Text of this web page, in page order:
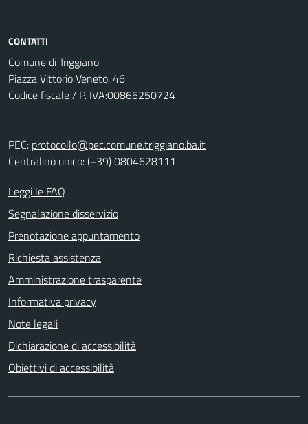
CONTATTI
Comune di Triggiano
Piazza Vittorio Veneto, 46
Codice fiscale / P. IVA:00865250724
PEC: protocollo@pec.comune.triggiano.ba.it
Centralino unico: (+39) 0804628111
Leggi le FAQ
Segnalazione disservizio
Prenotazione appuntamento
Richiesta assistenza
Amministrazione trasparente
Informativa privacy
Note legali
Dichiarazione di accessibilità
Obiettivi di accessibilità